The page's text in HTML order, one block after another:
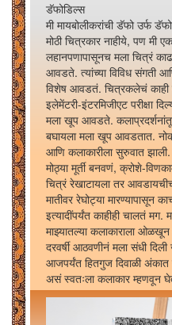
डॅफोडिल्स
मी मायबोलीकरांची डॅफो उर्फ
मोठी चित्रकार नाहीये, पण मी
लहानपणापासूनच मला चित्रं
आवडते. त्यांच्या विविध संगती
विशेष आवडतं. चित्रकलेचं काही
इलेमेंटरी-इंटरमिजीएट परीक्षा
मला खूप आवडते.
बघायला मला खूप आवडतात.
आणि कलाकारीला सुरुवात झाली.
मोठ्या मूर्ती बनवणं, क्रोशे-
चित्रं रेखाटायला तर
मातीवर रेघोट्या मारण्यापासून
इत्यादींपर्यंत काहीही चालतं मग.
माझ्यातल्या कलाकाराला
दरवर्षी आठवणीनं मला संधी
आजपर्यंत हितगुज दिवाळी
असं स्वतःला कलाकार म्हणवून